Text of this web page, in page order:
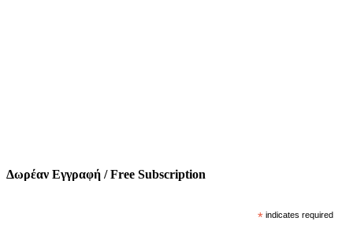
Δωρέαν Εγγραφή / Free Subscription
* indicates required